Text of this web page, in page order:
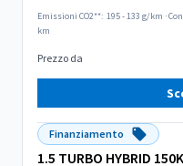
Emissioni CO2**: 195 - 133 g/km ·
km
Prezzo da
Finanziamento
1.5 TURBO HYBRID